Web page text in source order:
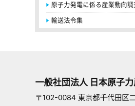
原子力発電に係る産業動向調
輸送法令集
一般社団法人 日本原子
〒102-0084 東京都千代田区